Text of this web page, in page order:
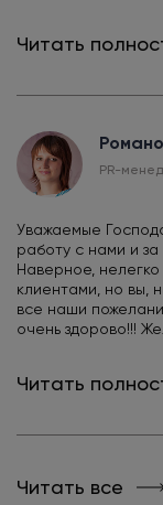
Читать
PR-
Уважаемые
работу с нами и
Наверное,
клиентами, но вы,
все наши
очень здорово!!!
Читать
Читать все